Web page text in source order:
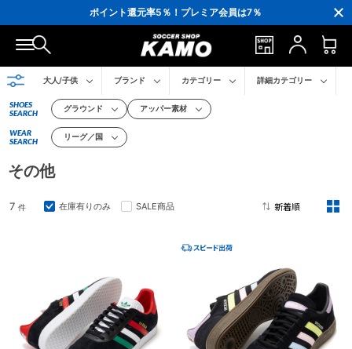
ポイント還元率5％！プレミア会員は7％
会員の方にはお誕生月に「10％OFFクーポン」プレゼント！
16,000円(税込)以上でシューズケースプレゼント！
3,300円(税込)以上で送料無料！
大人/子供 ブランド カテゴリー 詳細カテゴリー
SHOES
SEARCH
グラウンド アッパー素材
WEAR
SEARCH
リーグ／国
その他
7 件 在庫有りのみ SALE商品